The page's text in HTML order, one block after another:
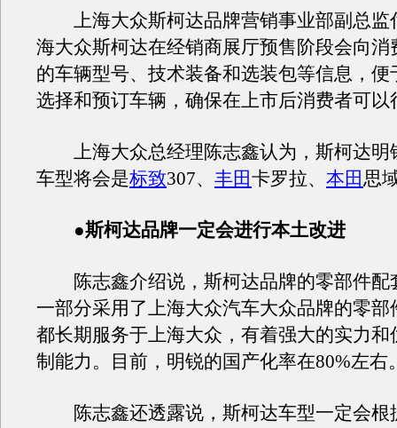
上海大众斯柯达品牌营销事业部副总监
海大众斯柯达在经销商展厅预售阶段会向消
的车辆型号、技术装备和选装包等信息，便
选择和预订车辆，确保在上市后消费者可以
上海大众总经理陈志鑫认为，斯柯达明
车型将会是标致307、 丰田卡罗拉、 本田思
●斯柯达品牌一定会进行本土改进
陈志鑫介绍说，斯柯达品牌的零部件配
一部分采用了上海大众汽车大众品牌的零部
都长期服务于上海大众，有着强大的实力和
制能力。目前，明锐的国产化率在80%左右
陈志鑫还透露说，斯柯达车型一定会根